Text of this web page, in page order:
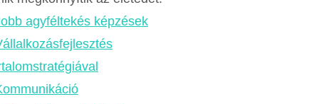
agyféltekés képzések